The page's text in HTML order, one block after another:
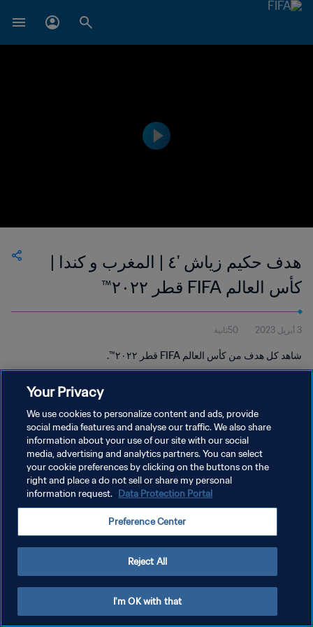
هدف حكيم زياش '٤ | المغرب و كندا |
كأس العالم FIFA قطر ٢٠٢٢™
3 أبريل 2023 50ثانية
شاهد كل هدف من كأس العالم FIFA قطر ٢٠٢٢™.
سياسة الخصوصية
Your Privacy
We use cookies to personalize content and ads, provide
social media features and analyse our traffic. We also share
information about your use of our site with our social
media, advertising and analytics partners. You can select
your cookie preferences by clicking on the buttons on the
right and place a do not sell or share my personal
information request. Data Protection Portal
Preference Center
Reject All
I'm OK with that